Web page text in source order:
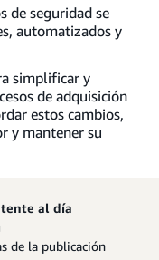
de seguridad se
automatizados y
simplificar y
de adquisición
estos cambios,
y mantener su
al día
de la publicación